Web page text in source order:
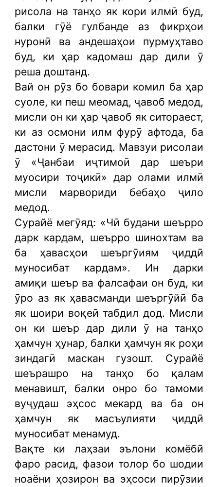
рисола на танҳо як кори илмӣ буд,
балки гӯё гулбанде аз фикрҳои
нуронӣ ва андешаҳои пурмуҳтаво
буд, ки ҳар кадомаш дар дили ӯ
реша доштанд.
Вай он рӯз бо бовари комил ба ҳар
суоле, ки пеш меомад, ҷавоб медод,
мисли он ки ҳар ҷавоб як ситораест,
ки аз осмони илм фурӯ афтода, ба
дастони ӯ мерасид. Мавзуи рисолаи
ӯ «Ҷанбаи иҷтимоӣ дар шеъри
муосири тоҷикӣ» дар олами илмӣ
мисли марвориди бебаҳо ҷило
медод.
Сурайё мегӯяд: «Чӣ будани шеърро
дарк кардам, шеърро шинохтам ва
ба ҳавасҳои шеъргӯиям ҷиддӣ
муносибат кардам». Ин дарки
амиқи шеър ва фалсафаи он буд, ки
ӯро аз як ҳавасманди шеъргӯйӣ ба
як шоири воқеӣ табдил дод. Мисли
он ки шеър дар дили ӯ на танҳо
ҳамчун ҳунар, балки ҳамчун як роҳи
зиндагӣ маскан гузошт. Сурайё
шеърашро на танҳо бо қалам
менавишт, балки онро бо тамоми
вуҷудаш эҳсос мекард ва ба он
ҳамчун як масъулияти ҷиддӣ
муносибат менамуд.
Вақте ки лаҳзаи эълони комёбӣ
фаро расид, фазои толор бо шодии
ноаёни ҳозирон ва эҳсоси пирӯзии